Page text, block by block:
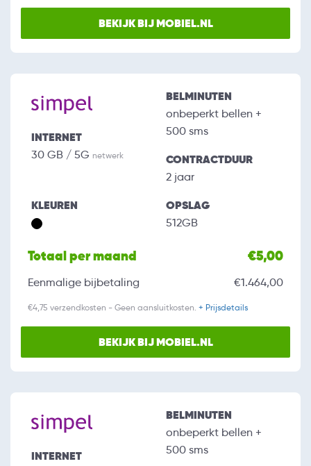
BEKIJK BIJ MOBIEL.NL
INTERNET
30 GB / 5G netwerk
BELMINUTEN
onbeperkt bellen +
500 sms
CONTRACTDUUR
2 jaar
KLEUREN OPSLAG
512GB
Totaal per maand €5,00
Eenmalige bijbetaling €1.464,00
€4,75 verzendkosten - Geen aansluitkosten. + Prijsdetails
BEKIJK BIJ MOBIEL.NL
INTERNET
BELMINUTEN
onbeperkt bellen +
500 sms